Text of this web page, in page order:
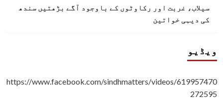
سیلاب، غربت اور رکاوٹوں کے باوجود آگے بڑھتیں سندھ
کی دیہی خواتین
ویڈیو
https://www.facebook.com/sindhmatters/videos/619957470
272595